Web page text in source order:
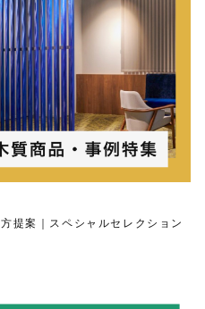
提案｜スペシャルセレクション